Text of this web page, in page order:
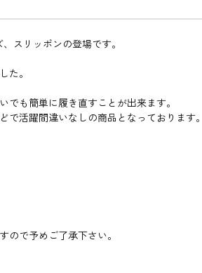
スリッポンの登場です。
た。
も簡単に履き直すことが出来ます。
活躍間違いなしの商品となっております。
で予めご了承下さい。